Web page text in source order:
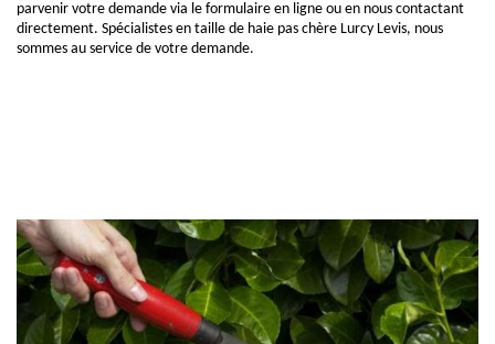
parvenir votre demande via le formulaire en ligne ou en nous contactant
directement. Spécialistes en taille de haie pas chère Lurcy Levis, nous
sommes au service de votre demande.